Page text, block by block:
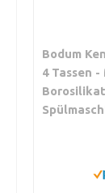
Bodum
4 Tassen